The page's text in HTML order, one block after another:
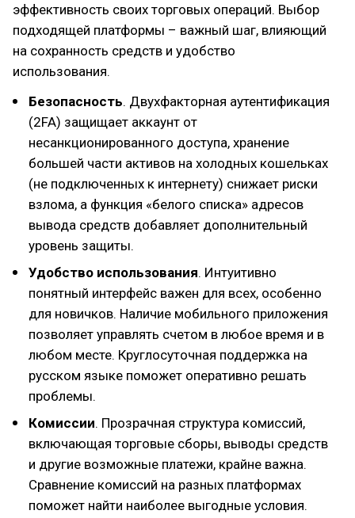
эффективность своих торговых операций. Выбор
подходящей платформы – важный шаг, влияющий
на сохранность средств и удобство
использования.
Безопасность. Двухфакторная аутентификация
(2FA) защищает аккаунт от
несанкционированного доступа, хранение
большей части активов на холодных кошельках
(не подключенных к интернету) снижает риски
взлома, а функция «белого списка» адресов
вывода средств добавляет дополнительный
уровень защиты.
Удобство использования. Интуитивно
понятный интерфейс важен для всех, особенно
для новичков. Наличие мобильного приложения
позволяет управлять счетом в любое время и в
любом месте. Круглосуточная поддержка на
русском языке поможет оперативно решать
проблемы.
Комиссии. Прозрачная структура комиссий,
включающая торговые сборы, выводы средств
и другие возможные платежи, крайне важна.
Сравнение комиссий на разных платформах
поможет найти наиболее выгодные условия.